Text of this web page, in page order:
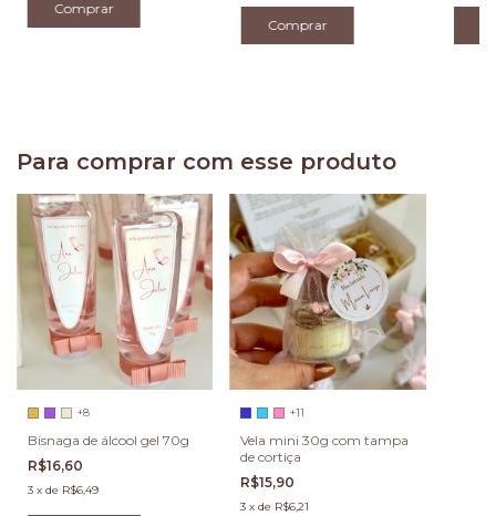
Comprar
Comprar
Para comprar com esse produto
+8
Bisnaga de álcool gel 70g
R$16,60
3 x de R$6,49
+11
Vela mini 30g com tampa
de cortiça
R$15,90
3 xde R$6,21